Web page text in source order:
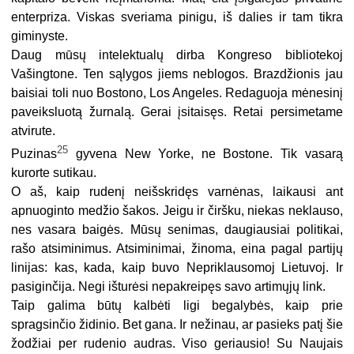
enterpriza. Viskas sveriama pinigu, iš dalies ir tam tikra
giminyste.
Daug mūsų intelektualų dirba Kongreso bibliotekoj
Vašingtone. Ten sąlygos jiems neblogos. Brazdžionis jau
baisiai toli nuo Bostono, Los Angeles. Redaguoja mėnesinį
paveiksluotą žurnalą. Gerai įsitaisęs. Retai persimetame
atvirute.
Puzinas25 gyvena New Yorke, ne Bostone. Tik vasarą
kurorte sutikau.
O aš, kaip rudenį neišskridęs varnėnas, laikausi ant
apnuoginto medžio šakos. Jeigu ir čiršku, niekas neklauso,
nes vasara baigės. Mūsų senimas, daugiausiai politikai,
rašo atsiminimus. Atsiminimai, žinoma, eina pagal partijų
linijas: kas, kada, kaip buvo Nepriklausomoj Lietuvoj. Ir
pasiginčija. Negi išturėsi nepakreipęs savo artimųjų link.
Taip galima būtų kalbėti ligi begalybės, kaip prie
spragsinčio židinio. Bet gana. Ir nežinau, ar pasieks patį šie
žodžiai per rudenio audras. Viso geriausio! Su Naujais